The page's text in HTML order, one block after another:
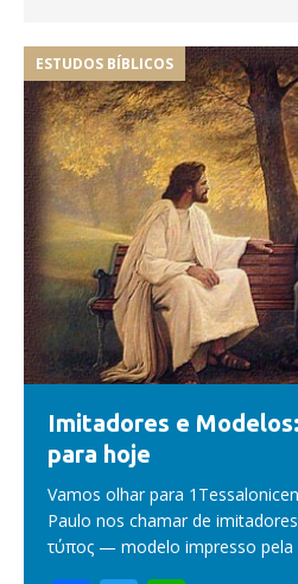
ESTUDOS BÍBLICOS
Imitadores e
para hoje
Vamos olhar para
Paulo nos chamar de
τύπος — modelo impresso pela